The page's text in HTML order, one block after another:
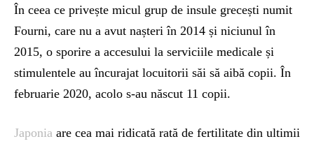
În ceea ce privește micul grup de insule grecești numit
Fourni, care nu a avut nașteri în 2014 și niciunul în
2015, o sporire a accesului la serviciile medicale și
stimulentele au încurajat locuitorii săi să aibă copii. În
februarie 2020, acolo s-au născut 11 copii.
Japonia are cea mai ridicată rată de fertilitate din ultimii